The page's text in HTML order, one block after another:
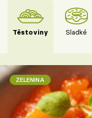
Těstoviny Sladké
ZELENINA